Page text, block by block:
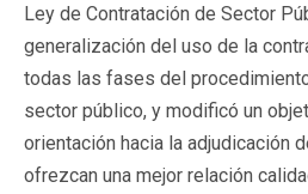
Ley de Contratación de Sector
generalización del uso de la
todas las fases del
sector público, y modificó un
orientación hacia la adjudicación
ofrezcan una mejor relación